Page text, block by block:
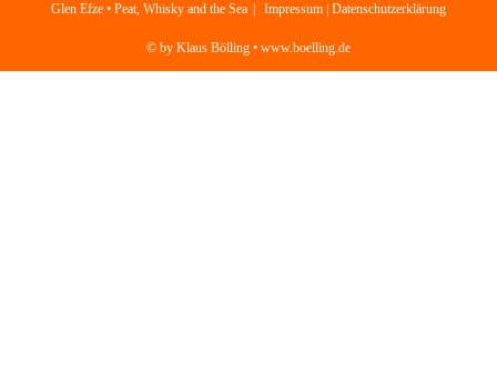
Glen Efze • Peat, Whisky and the Sea Impressum | Datenschutzerklärung
© by Klaus Bölling • www.boelling.de